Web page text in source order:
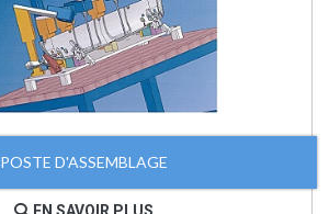
POSTE D'ASSEMBLAGE
EN SAVOIR PLUS